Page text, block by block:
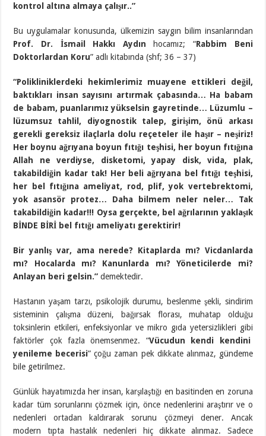
kontrol altına almaya çalışır..”
Bu uygulamalar konusunda, ülkemizin saygın bilim insanlarından
Prof. Dr. İsmail Hakkı Aydın hocamız; “Rabbim Beni
Doktorlardan Koru” adlı kitabında (shf; 36 – 37)
“Polikliniklerdeki hekimlerimiz muayene ettikleri değil,
baktıkları insan sayısını artırmak çabasında… Ha babam
de babam, puanlarımız yükselsin gayretinde… Lüzumlu –
lüzumsuz tahlil, diyognostik talep, girişim, önü arkası
gerekli gereksiz ilaçlarla dolu reçeteler ile haşır – neşiriz!
Her boynu ağrıyana boyun fıtığı teşhisi, her boyun fıtığına
Allah ne verdiyse, disketomi, yapay disk, vida, plak,
takabildiğin kadar tak! Her beli ağrıyana bel fıtığı teşhisi,
her bel fıtığına ameliyat, rod, plif, yok vertebrektomi,
yok asansör protez… Daha bilmem neler neler… Tak
takabildiğin kadar!!! Oysa gerçekte, bel ağrılarının yaklaşık
BİNDE BİRİ bel fıtığı ameliyatı gerektirir!
Bir yanlış var, ama nerede? Kitaplarda mı? Vicdanlarda
mı? Hocalarda mı? Kanunlarda mı? Yöneticilerde mi?
Anlayan beri gelsin.”demektedir.
Hastanın yaşam tarzı, psikolojik durumu, beslenme şekli, sindirim
sisteminin çalışma düzeni, bağırsak florası, muhatap olduğu
toksinlerin etkileri, enfeksiyonlar ve mikro gıda yetersizlikleri gibi
faktörler çok fazla önemsenmez. “Vücudun kendi kendini
yenileme becerisi” çoğu zaman pek dikkate alınmaz, gündeme
bile getirilmez.
Günlük hayatımızda her insan, karşılaştığı en basitinden en zoruna
kadar tüm sorunlarını çözmek için, önce nedenlerini araştırır ve o
nedenleri ortadan kaldırarak sorunu çözmeyi dener. Ancak
modern tıpta hastalık nedenleri hiç dikkate alınmaz. Sadece